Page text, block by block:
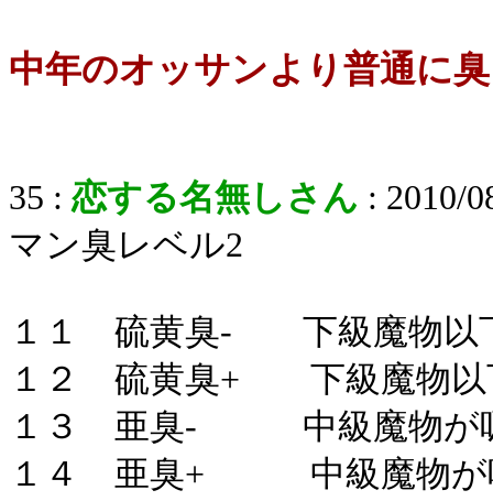
中年のオッサンより普通に
35 : 恋する名無しさん : 2010/
マン臭レベル2
１１ 硫黄臭- 下級魔物以下
１２ 硫黄臭+ 下級魔物以下
１３ 亜臭- 中級魔物が吸う
１４ 亜臭+ 中級魔物が吸